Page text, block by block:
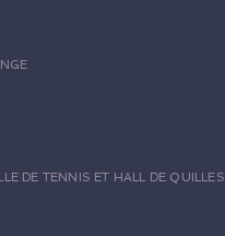
DE TENNIS ET HALL DE QUILLES